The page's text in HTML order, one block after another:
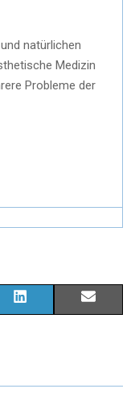
natürlichen
Medizin
Probleme der
K I